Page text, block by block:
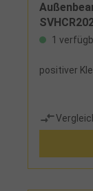
1
positiver